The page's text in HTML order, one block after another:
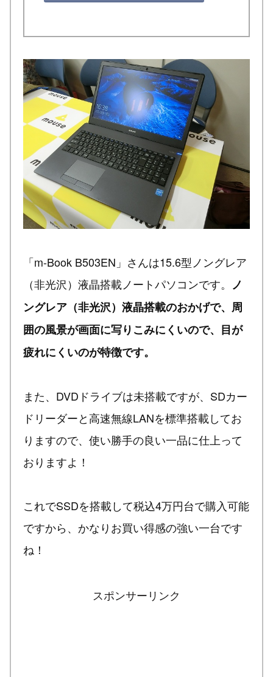
「m-Book B503EN」さんは15.6型ノングレア
（非光沢）液晶搭載ノートパソコンです。 ノ
ングレア（非光沢）液晶搭載のおかげで、周
囲の風景が画面に写りこみにくいので、目が
疲れにくいのが特徴です。
また、DVDドライブは未搭載ですが、SDカー
ドリーダーと高速無線LANを標準搭載してお
りますので、使い勝手の良い一品に仕上って
おりますよ！
これでSSDを搭載して税込4万円台で購入可能
ですから、かなりお買い得感の強い一台です
ね！
スポンサーリンク